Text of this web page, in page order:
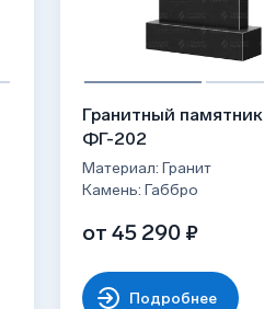
Гранитный памятник
ФГ-202
Материал: Гранит
Камень: Габбро
от 45 290 ₽
Подробнее